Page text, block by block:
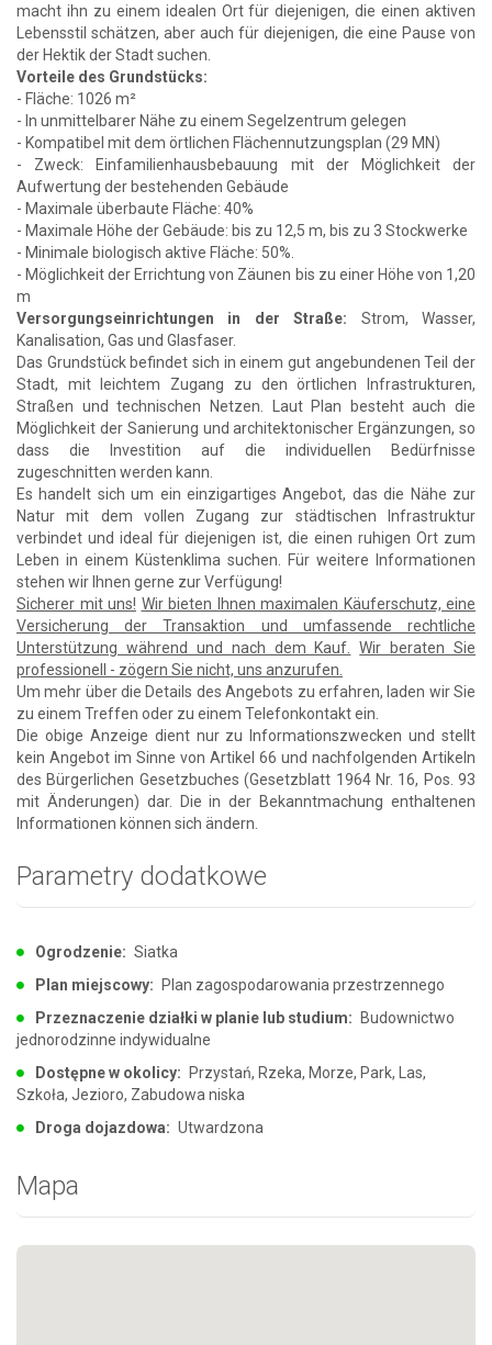
macht ihn zu einem idealen Ort für diejenigen, die einen aktiven
Lebensstil schätzen, aber auch für diejenigen, die eine Pause von
der Hektik der Stadt suchen.
Vorteile des Grundstücks:
- Fläche: 1026 m²
- In unmittelbarer Nähe zu einem Segelzentrum gelegen
- Kompatibel mit dem örtlichen Flächennutzungsplan (29 MN)
- Zweck: Einfamilienhausbebauung mit der Möglichkeit der
Aufwertung der bestehenden Gebäude
- Maximale überbaute Fläche: 40%
- Maximale Höhe der Gebäude: bis zu 12,5 m, bis zu 3 Stockwerke
- Minimale biologisch aktive Fläche: 50%.
- Möglichkeit der Errichtung von Zäunen bis zu einer Höhe von 1,20
m
Versorgungseinrichtungen in der Straße: Strom, Wasser,
Kanalisation, Gas und Glasfaser.
Das Grundstück befindet sich in einem gut angebundenen Teil der
Stadt, mit leichtem Zugang zu den örtlichen Infrastrukturen,
Straßen und technischen Netzen. Laut Plan besteht auch die
Möglichkeit der Sanierung und architektonischer Ergänzungen, so
dass die Investition auf die individuellen Bedürfnisse
zugeschnitten werden kann.
Es handelt sich um ein einzigartiges Angebot, das die Nähe zur
Natur mit dem vollen Zugang zur städtischen Infrastruktur
verbindet und ideal für diejenigen ist, die einen ruhigen Ort zum
Leben in einem Küstenklima suchen. Für weitere Informationen
stehen wir Ihnen gerne zur Verfügung!
Sicherer mit uns! Wir bieten Ihnen maximalen Käuferschutz, eine
Versicherung der Transaktion und umfassende rechtliche
Unterstützung während und nach dem Kauf.
Wir beraten Sie
professionell - zögern Sie nicht, uns anzurufen.
Um mehr über die Details des Angebots zu erfahren, laden wir Sie
zu einem Treffen oder zu einem Telefonkontakt ein.
Die obige Anzeige dient nur zu Informationszwecken und stellt
kein Angebot im Sinne von Artikel 66 und nachfolgenden Artikeln
des Bürgerlichen Gesetzbuches (Gesetzblatt 1964 Nr. 16, Pos. 93
mit Änderungen) dar. Die in der Bekanntmachung enthaltenen
Informationen können sich ändern.
Parametry dodatkowe
Ogrodzenie: Siatka
Plan miejscowy: Plan zagospodarowania przestrzennego
Przeznaczenie działki w planie lub studium: Budownictwo
jednorodzinne indywidualne
Dostępne w okolicy: Przystań, Rzeka, Morze, Park, Las,
Szkoła, Jezioro, Zabudowa niska
Droga dojazdowa: Utwardzona
Mapa